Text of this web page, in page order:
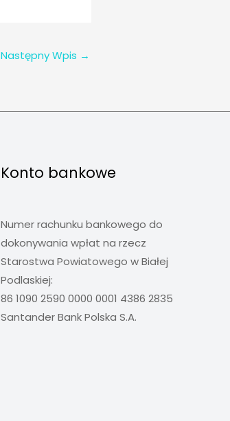
Następny Wpis →
Konto bankowe
Numer rachunku bankowego do
dokonywania wpłat na rzecz
Starostwa Powiatowego w Białej
Podlaskiej:
86 1090 2590 0000 0001 4386 2835
Santander Bank Polska S.A.